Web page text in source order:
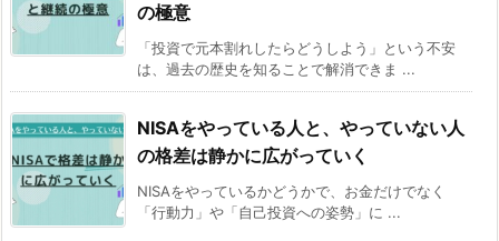
の極意
「投資で元本割れしたらどうしよう」という不安
は、過去の歴史を知ることで解消できま ...
NISAをやっている人と、やっていない人
の格差は静かに広がっていく
NISAをやっているかどうかで、お金だけでなく
「行動力」や「自己投資への姿勢」に ...